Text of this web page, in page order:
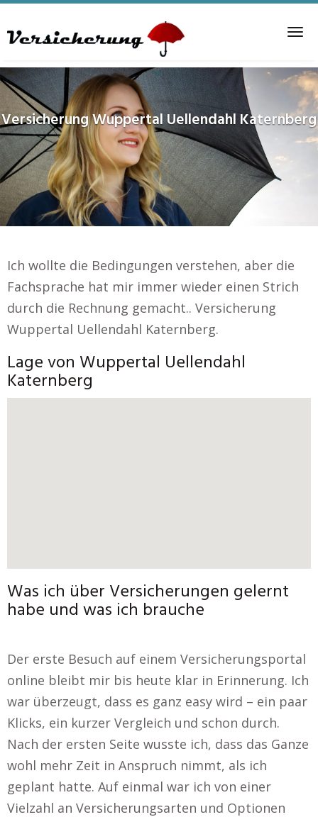
to
content
VersicherungWuppertal Uellendahl Katernberg
Ich wollte die Bedingungen verstehen, aber die
Fachsprache hat mir immer wieder einen Strich
durch die Rechnung gemacht.. Versicherung
Wuppertal Uellendahl Katernberg.
Lage von Wuppertal Uellendahl
Katernberg
Was ich über Versicherungen gelernt
habe und was ich brauche
Der erste Besuch auf einem Versicherungsportal
online bleibt mir bis heute klar in Erinnerung. Ich
war überzeugt, dass es ganz easy wird – ein paar
Klicks, ein kurzer Vergleich und schon durch.
Nach der ersten Seite wusste ich, dass das Ganze
wohl mehr Zeit in Anspruch nimmt, als ich
geplant hatte. Auf einmal war ich von einer
Vielzahl an Versicherungsarten und Optionen